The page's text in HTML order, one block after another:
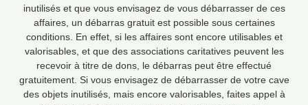
inutilisés et que vous envisagez de vous débarrasser de ces
affaires, un débarras gratuit est possible sous certaines
conditions. En effet, si les affaires sont encore utilisables et
valorisables, et que des associations caritatives peuvent les
recevoir à titre de dons, le débarras peut être effectué
gratuitement. Si vous envisagez de débarrasser de votre cave
des objets inutilisés, mais encore valorisables, faites appel à